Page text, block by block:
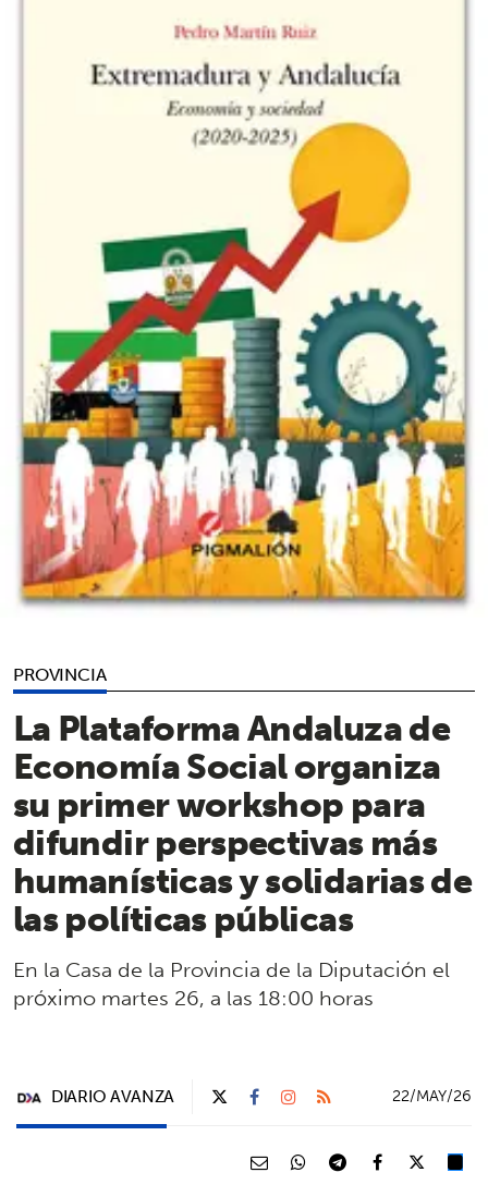
PROVINCIA
La Plataforma Andaluza de
Economía Social organiza
su primer workshop para
difundir perspectivas más
humanísticas y solidarias de
las políticas públicas
En la Casa de la Provincia de la Diputación el
próximo martes 26, a las 18:00 horas
DIARIO AVANZA 22/MAY/26